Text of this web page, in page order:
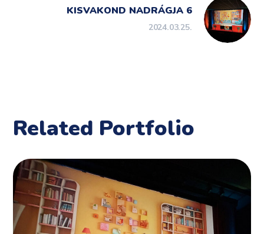
KISVAKOND NADRÁGJA 6
2024.03.25.
Related Portfolio